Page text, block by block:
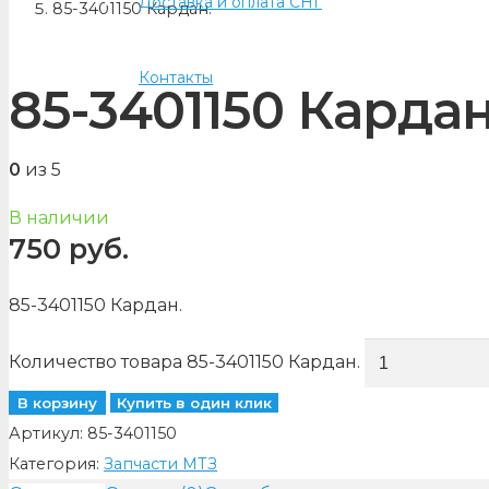
Контакты
85-3401150 Кардан.
85-3401150
0 из 5
В наличии
750 руб.
85-3401150 Кардан.
Количество товара 85-3401150 Кардан.
В корзину Купить в один клик
Артикул: 85-3401150
Категория: Запчасти МТЗ